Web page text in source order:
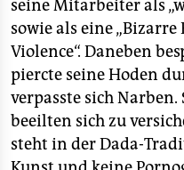
seine Mitarbeiter als
sowie als eine
Violence“. Daneben
piercte seine Hoden
verpasste sich
beeilten sich zu
steht in der Dada-